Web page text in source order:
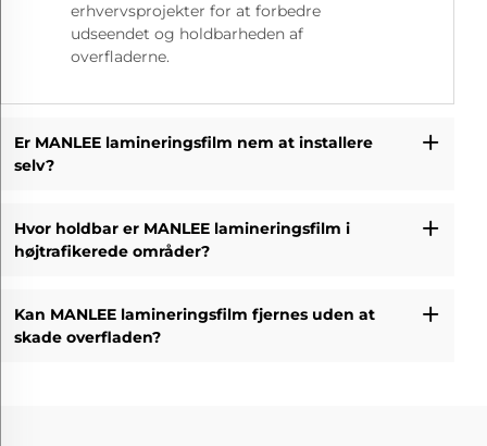
erhvervsprojekter for at forbedre
udseendet og holdbarheden af
overfladerne.
Er MANLEE lamineringsfilm nem at installere
selv?
Hvor holdbar er MANLEE lamineringsfilm i
højtrafikerede områder?
Kan MANLEE lamineringsfilm fjernes uden at
skade overfladen?